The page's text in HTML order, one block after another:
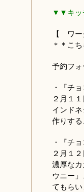
▼▼キッ
【 ワ
＊＊こ
予約フ
・『チ
２月１
インド
作りす
・『チ
２月１
濃厚な
ウニー
てもら